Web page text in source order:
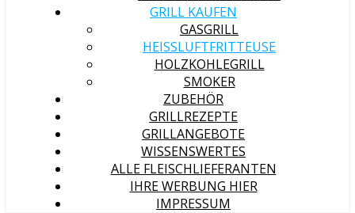
GRILL KAUFEN
GASGRILL
HEISSLUFTFRITTEUSE
HOLZKOHLEGRILL
SMOKER
ZUBEHÖR
GRILLREZEPTE
GRILLANGEBOTE
WISSENSWERTES
ALLE FLEISCHLIEFERANTEN
IHRE WERBUNG HIER
IMPRESSUM